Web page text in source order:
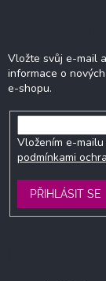
Vložte svůj e-mail
informace o
e-shopu.
Vložením e-
podmínkami
PŘIHLÁSIT SE